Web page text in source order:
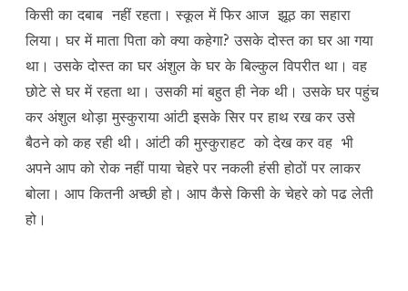
किसी का दबाब नहीं रहता। स्कूल में फिर आज झूठ का सहारा
लिया। घर में माता पिता को क्या कहेगा? उसके दोस्त का घर आ गया
था। उसके दोस्त का घर अंशुल के घर के बिल्कुल विपरीत था। वह
छोटे से घर में रहता था। उसकी मां बहुत ही नेक थी। उसके घर पहुंच
कर अंशुल थोड़ा मुस्कुराया आंटी इसके सिर पर हाथ रख कर उसे
बैठने को कह रही थी। आंटी की मुस्कुराहट को देख कर वह भी
अपने आप को रोक नहीं पाया चेहरे पर नकली हंसी होठों पर लाकर
बोला। आप कितनी अच्छी हो। आप कैसे किसी के चेहरे को पढ लेती
हो।